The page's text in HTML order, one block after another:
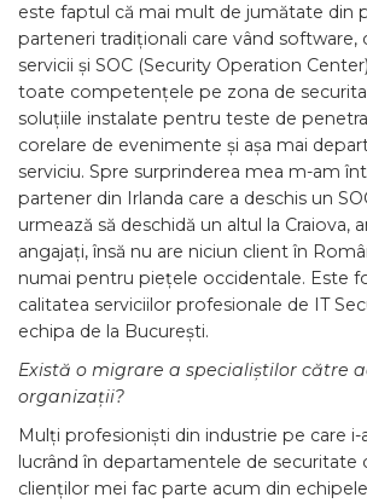
este faptul că mai mult de jumătate din
parteneri tradiționali care vând software,
servicii și SOC (Security Operation
toate competențele pe zona de
soluțiile instalate pentru teste de
corelare de evenimente și așa mai
serviciu. Spre surprinderea mea m-am
partener din Irlanda care a deschis un
urmează să deschidă un altul la Craiova,
angajați, însă nu are niciun client în
numai pentru piețele occidentale. Este
calitatea serviciilor profesionale de IT
echipa de la București.
Există o migrare a specialiștilor către
organizații?
Mulți profesioniști din industrie pe care
lucrând în departamentele de securitate
clienților mei fac parte acum din